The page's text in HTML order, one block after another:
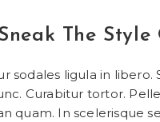
The Style
sodales ligula in libero.
Curabitur tortor.
quam. In scelerisque